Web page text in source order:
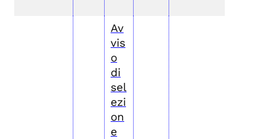
Av
vis
o
di
sel
ezi
on
e